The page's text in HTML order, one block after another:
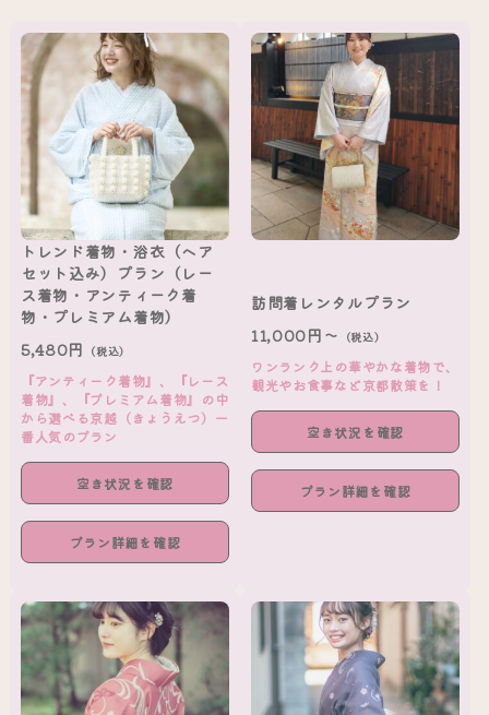
トレンド着物・浴衣（ヘア
セット込み）プラン（レー
ス着物・アンティーク着
物・プレミアム着物）
5,480円 （税込）
『アンティーク着物』、『レース
着物』、『プレミアム着物』の中
から選べる京越（きょうえつ）一
番人気のプラン
空き状況を確認
プラン詳細を確認
訪問着レンタルプラン
11,000円～ （税込）
ワンランク上の華やかな着物で、
観光やお食事など京都散策を！
空き状況を確認
プラン詳細を確認